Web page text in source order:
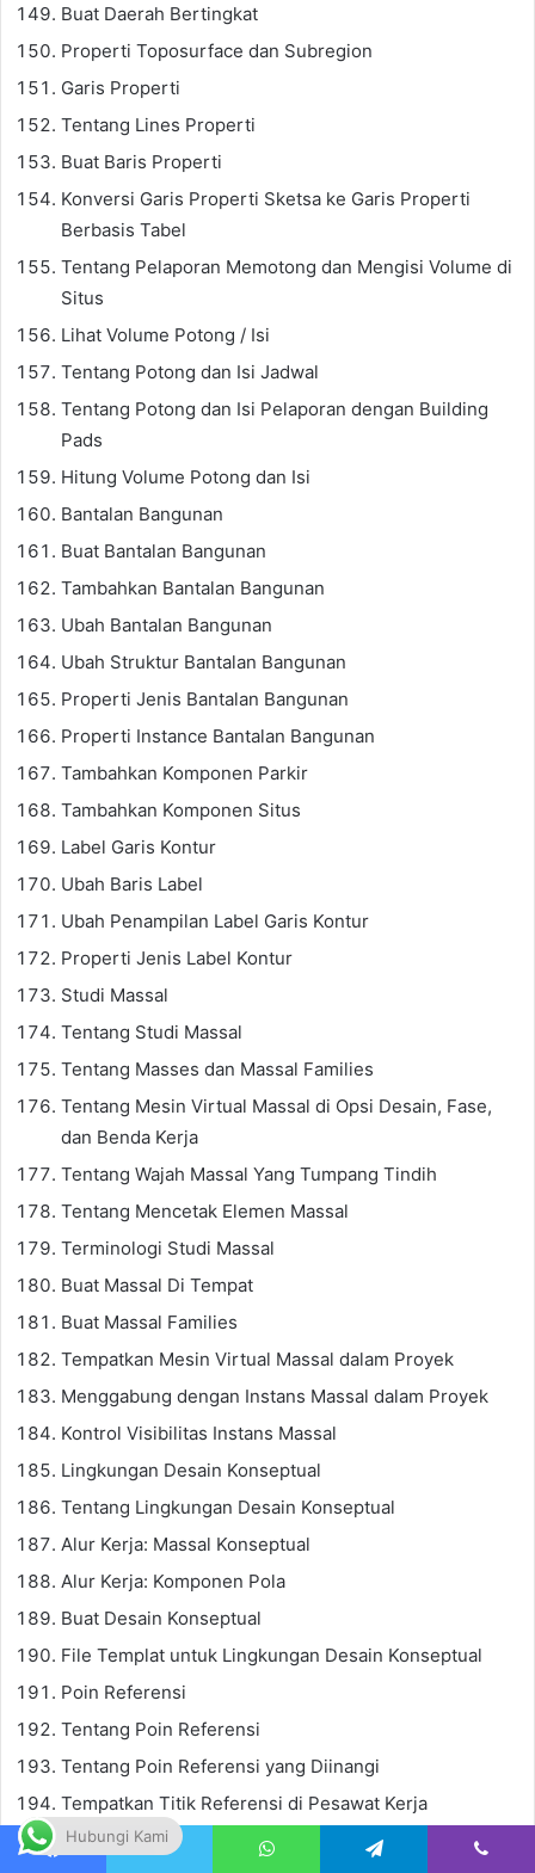
Buat Daerah Bertingkat
Properti Toposurface dan Subregion
Garis Properti
Tentang Lines Properti
Buat Baris Properti
Konversi Garis Properti Sketsa ke Garis Properti
Berbasis Tabel
Tentang Pelaporan Memotong dan Mengisi Volume di
Situs
Lihat Volume Potong / Isi
Tentang Potong dan Isi Jadwal
Tentang Potong dan Isi Pelaporan dengan Building
Pads
Hitung Volume Potong dan Isi
Bantalan Bangunan
Buat Bantalan Bangunan
Tambahkan Bantalan Bangunan
Ubah Bantalan Bangunan
Ubah Struktur Bantalan Bangunan
Properti Jenis Bantalan Bangunan
Properti Instance Bantalan Bangunan
Tambahkan Komponen Parkir
Tambahkan Komponen Situs
Label Garis Kontur
Ubah Baris Label
Ubah Penampilan Label Garis Kontur
Properti Jenis Label Kontur
Studi Massal
Tentang Studi Massal
Tentang Masses dan Massal Families
Tentang Mesin Virtual Massal di Opsi Desain, Fase,
dan Benda Kerja
Tentang Wajah Massal Yang Tumpang Tindih
Tentang Mencetak Elemen Massal
Terminologi Studi Massal
Buat Massal Di Tempat
Buat Massal Families
Tempatkan Mesin Virtual Massal dalam Proyek
Menggabung dengan Instans Massal dalam Proyek
Kontrol Visibilitas Instans Massal
Lingkungan Desain Konseptual
Tentang Lingkungan Desain Konseptual
Alur Kerja: Massal Konseptual
Alur Kerja: Komponen Pola
Buat Desain Konseptual
File Templat untuk Lingkungan Desain Konseptual
Poin Referensi
Tentang Poin Referensi
Tentang Poin Referensi yang Diinangi
Tempatkan Titik Referensi di Pesawat Kerja
Tempatkan Titik Referensi pada Geometri
Hubungi Kami